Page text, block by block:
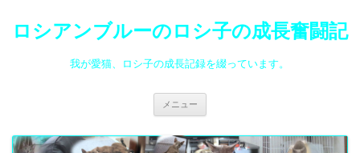
ロシアンブルーのロシ子の成長奮闘記
我が愛猫、ロシ子の成長記録を綴っています。
メニュー
ツ